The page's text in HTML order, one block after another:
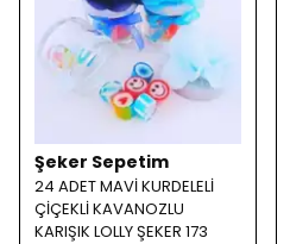
Şeker Sepetim
24 ADET MAVİ KURDELELİ
ÇİÇEKLİ KAVANOZLU
KARIŞIK LOLLY ŞEKER 173